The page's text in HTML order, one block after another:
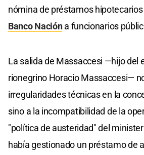
nómina de préstamos
Banco Nacióna funcionarios
La salida de Massaccesi —hijo del
rionegrino Horacio Massaccesi—
irregularidades técnicas en la
sino a la incompatibilidad de la
"política de austeridad" del
había gestionado un préstamo de